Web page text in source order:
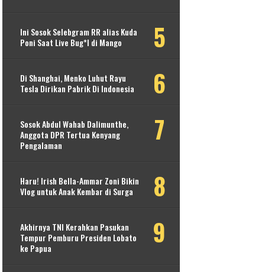
Ini Sosok Selebgram RR alias Kuda
Poni Saat Live Bug*l di Mango
Di Shanghai, Menko Luhut Rayu
Tesla Dirikan Pabrik Di Indonesia
Sosok Abdul Wahab Dalimunthe,
Anggota DPR Tertua Kenyang
Pengalaman
Haru! Irish Bella-Ammar Zoni Bikin
Vlog untuk Anak Kembar di Surga
Akhirnya TNI Kerahkan Pasukan
Tempur Pemburu Presiden Lobato
ke Papua